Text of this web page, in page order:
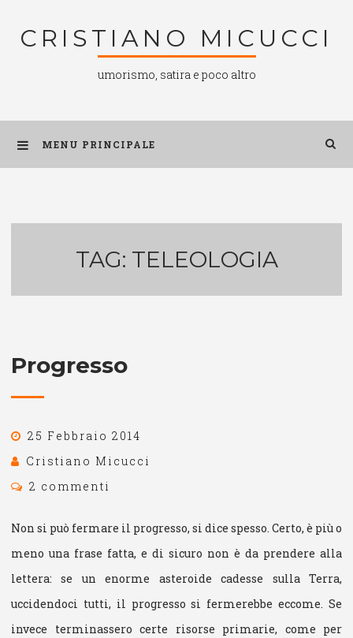
CRISTIANO MICUCCI
umorismo, satira e poco altro
MENU PRINCIPALE
TAG: TELEOLOGIA
Progresso
25 Febbraio 2014
Cristiano Micucci
2 commenti
Non si può fermare il progresso, si dice spesso. Certo, è più o
meno una frase fatta, e di sicuro non è da prendere alla
lettera: se un enorme asteroide cadesse sulla Terra,
uccidendoci tutti, il progresso si fermerebbe eccome. Se
invece terminassero certe risorse primarie, come per